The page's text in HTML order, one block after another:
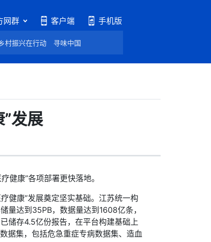
网群 客户端 手机版
村振兴在行动 寻味中国
发展
康”各项部署更快落地。
健康”发展奠定坚实基础。江苏统一构
量达到35PB，数据量达到1608亿条，
储存4.5亿份报告，在平台构建基础上
据集，包括危急重症专病数据集、造血